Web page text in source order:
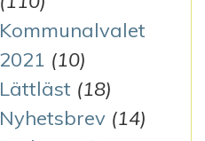
Kommunalvalet
2021 (10)
Lättläst (18)
Nyhetsbrev (14)